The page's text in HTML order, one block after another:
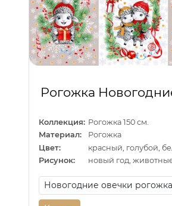
Рогожка
Коллекция: Рогожка 150 см.
Материал:
Рогожка
Цвет:
красный, голубой,
Рисунок:
новый год,